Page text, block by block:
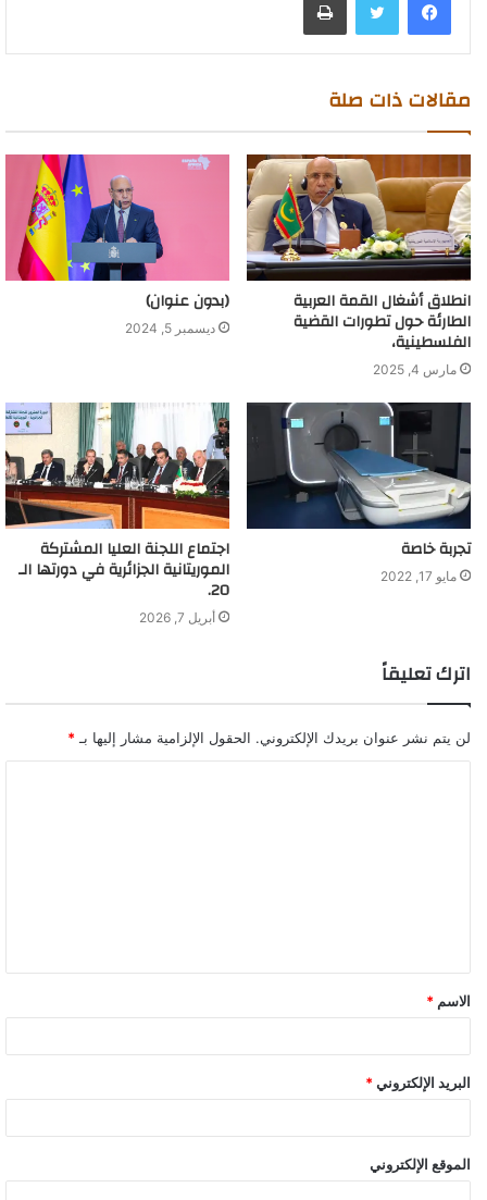
مقالات ذات صلة
انطلاق أشغال القمة العربية
الطارئة حول تطورات القضية
الفلسطينية،
مارس 4, 2025
(بدون عنوان)
ديسمبر 5, 2024
تجربة خاصة
مايو 17, 2022
اجتماع اللجنة العليا المشتركة
الموريتانية الجزائرية في دورتها الـ
20.
أبريل 7, 2026
اترك تعليقاً
لن يتم نشر عنوان بريدك الإلكتروني. الحقول الإلزامية مشار إليها بـ *
ق
*
الاسم *
البريد الإلكتروني *
الموقع الإلكتروني